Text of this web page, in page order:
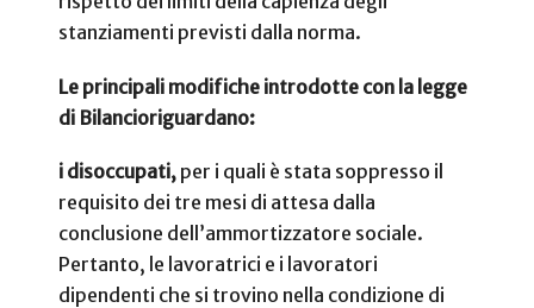
stanziamenti previsti dalla norma.
Le principali modifiche introdotte con la legge
di Bilancioriguardano:
i disoccupati, per i quali è stata soppresso il
requisito dei tre mesi di attesa dalla
conclusione dell’ammortizzatore sociale.
Pertanto, le lavoratrici e i lavoratori
dipendenti che si trovino nella condizione di